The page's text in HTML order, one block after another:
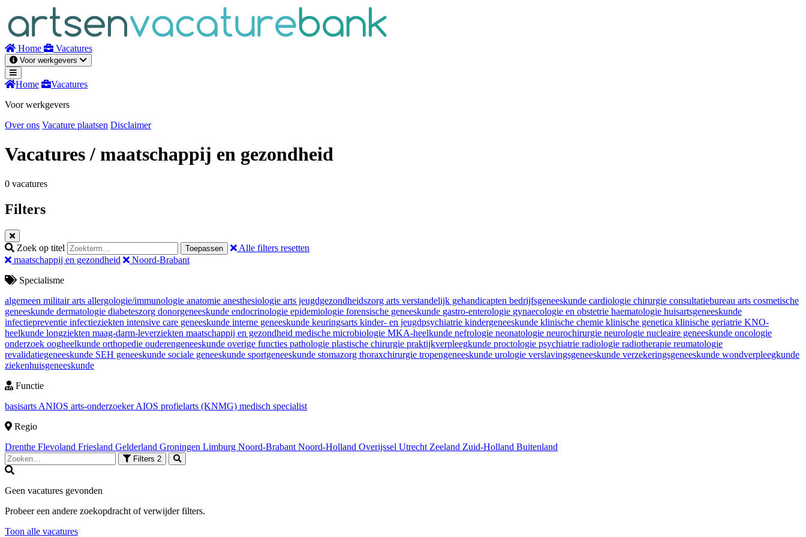
inhoud
Home Vacatures
Voor werkgevers
Home
Vacatures
Voor werkgevers
Over ons Vacature plaatsen Disclaimer
Vacatures/ maatschappij en gezondheid
0 vacatures
Filters
Zoek op titel Toepassen
Alle filters resetten
maatschappij en gezondheid
Noord-Brabant
Specialisme
algemeen militair arts allergologie/immunologie anatomie anesthesiologie arts jeugdgezondheidszorg arts verstandelijk gehandicapten bedrijfsgeneeskunde cardiologie chirurgie consultatiebureau arts cosmetische
geneeskunde dermatologie diabeteszorg donorgeneeskunde endocrinologie epidemiologie forensische geneeskunde gastro-enterologie gynaecologie en obstetrie haematologie huisartsgeneeskunde
infectiepreventie infectieziekten intensive care geneeskunde interne geneeskunde keuringsarts kinder- en jeugdpsychiatrie kindergeneeskunde klinische chemie klinische genetica klinische geriatrie KNO-
heelkunde longziekten maag-darm-leverziekten maatschappij en gezondheid medische microbiologie MKA-heelkunde nefrologie neonatologie neurochirurgie neurologie nucleaire geneeskunde oncologie
onderzoek oogheelkunde orthopedie ouderengeneeskunde overige functies pathologie plastische chirurgie praktijkverpleegkunde proctologie psychiatrie radiologie radiotherapie reumatologie
revalidatiegeneeskunde SEH geneeskunde sociale geneeskunde sportgeneeskunde stomazorg thoraxchirurgie tropengeneeskunde urologie verslavingsgeneeskunde verzekeringsgeneeskunde wondverpleegkunde
ziekenhuisgeneeskunde
Functie
basisarts ANIOS arts-onderzoekerAIOS profielarts (KNMG) medisch specialist
Regio
Drenthe Flevoland Friesland Gelderland Groningen Limburg Noord-Brabant Noord-Holland Overijssel Utrecht Zeeland Zuid-Holland Buitenland
Filters 2
Geen vacatures gevonden
Probeer een andere zoekopdracht of verwijder filters.
Toon alle vacatures